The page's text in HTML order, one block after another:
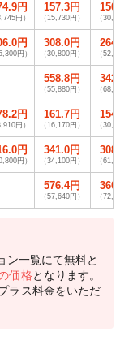
円
円）
157.3円
（15,730円）
150.7
（30,140
円
円）
308.0円
（30,800円）
264.0
（52,800
― 558.8円
（55,880円）
342.1
（68,420
円
円）
161.7円
（16,170円）
154.0
（30,800
円
円）
341.0円
（34,100円）
308.0
（61,600
― 576.4円
（57,640円）
360.8
（72,160
ン一覧にて無料と
価格となります。
ラス料金をいただ